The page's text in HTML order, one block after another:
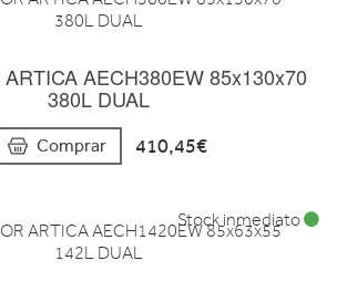
AECH380EW 85x130x70
380L DUAL
Comprar 410,45€
Stock inmediato